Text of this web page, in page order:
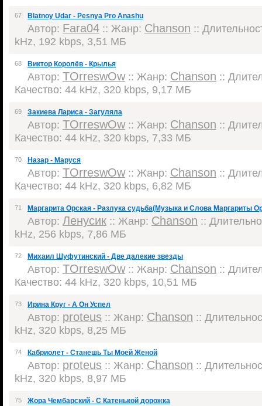
67 Blatnoy Udar - Pesnya Pro Anashu
Автор: Fara04 :: Жанр: Chanson ::
kHz, 192 kbps, 3,51 МБ
68 Виктор Королёв - Крылья
Автор: TOrreswOw:: Жанр: Chanson ::
Качество: 44 kHz, 320 kbps, 9,17 МБ
69 Закиева Лариса - Загуляла
Автор: TOrreswOw:: Жанр: Chanson ::
Качество: 44 kHz, 320 kbps, 7,33 МБ
70 Назар - Маруся
Автор: TOrreswOw:: Жанр: Chanson ::
Качество: 44 kHz, 320 kbps, 6,82 МБ
71 Маргарита Орская - Разлука судьба(Музыка и Слова Маргариты
Автор: Ленусик :: Жанр: Chanson ::
kHz, 256 kbps, 7,86 МБ
72 Михаил Шуфутинский - Две далекие звезды
Автор: TOrreswOw:: Жанр: Chanson ::
Качество: 44 kHz, 320 kbps, 10,51 МБ
73 Ирина Круг - А Он Успел
Автор: proteus :: Жанр: Chanson ::
kHz, 320 kbps, 8,25 МБ
74 Кабриолет - Станешь Ты Моей Женой
Автор: proteus :: Жанр: Chanson ::
kHz, 320 kbps, 8,97 МБ
75 Жора Чембарский - С Катенькой дорожка